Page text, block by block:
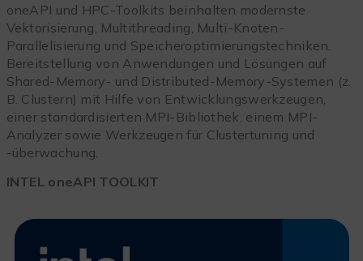
oneAPI und HPC-Toolkits beinhalten modernste
Vektorisierung, Multithreading, Multi-Knoten-
Parallelisierung und Speicheroptimierungstechniken.
Bereitstellung von Anwendungen und Lösungen auf
Shared-Memory- und Distributed-Memory-Systemen (z.
B. Clustern) mit Hilfe von Entwicklungswerkzeugen,
einer standardisierten MPI-Bibliothek, einem MPI-
Analyzer sowie Werkzeugen für Clustertuning und
-überwachung.
INTEL oneAPI TOOLKIT